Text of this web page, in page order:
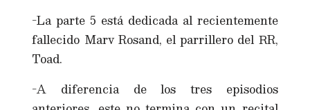
-La parte 5 está dedicada al recientemente
fallecido Marv Rosand, el parrillero del RR,
Toad.
-A diferencia de los tres episodios